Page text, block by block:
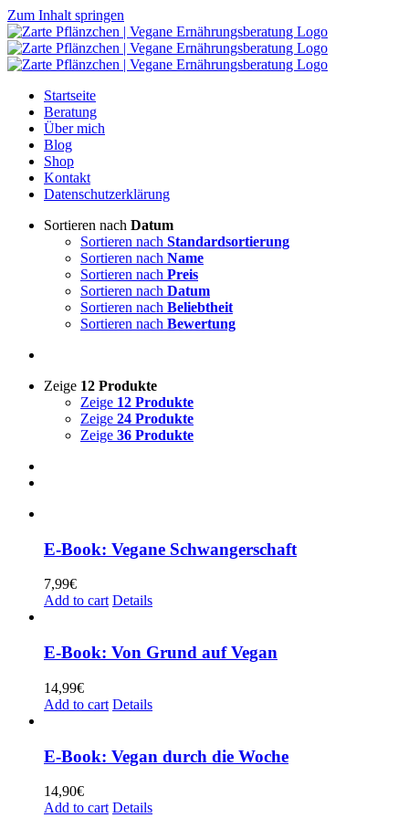
Zum Inhalt springen
Startseite
Beratung
Über mich
Blog
Shop
Kontakt
Datenschutzerklärung
Sortieren nach Datum
Sortieren nach Standardsortierung
Sortieren nach Name
Sortieren nach Preis
Sortieren nach Datum
Sortieren nach Beliebtheit
Sortieren nach Bewertung
Zeige 12 Produkte
Zeige 12 Produkte
Zeige 24 Produkte
Zeige 36 Produkte
E-Book: Vegane Schwangerschaft
7,99€
Add to cart Details
E-Book: Von Grund auf Vegan
14,99€
Add to cart Details
E-Book: Vegan durch die Woche
14,90€
Add to cart Details